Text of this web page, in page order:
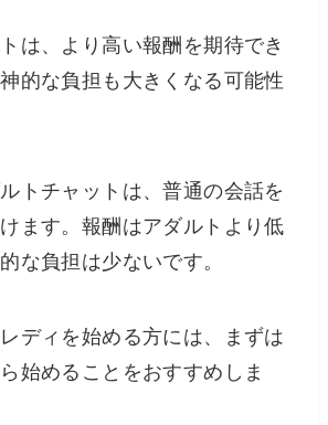
は、より高い報酬を期待でき
的な負担も大きくなる可能性
トチャットは、普通の会話を
ます。報酬はアダルトより低
な負担は少ないです。
ディを始める方には、まずは
始めることをおすすめしま